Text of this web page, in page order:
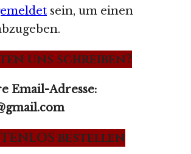
sein, um einen
uns schreiben?
Email-Adresse:
bestellen